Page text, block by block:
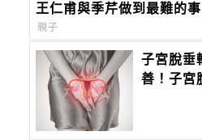
王仁甫與季芹做到最難的
樣子
親子
子宮脫垂
善！子宮